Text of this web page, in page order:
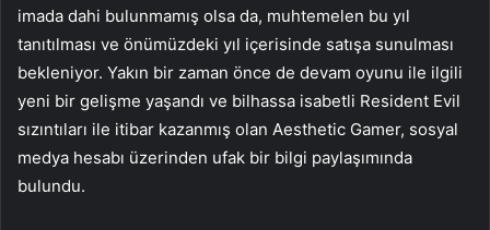
imada dahi bulunmamış olsa da, muhtemelen bu yıl
tanıtılması ve önümüzdeki yıl içerisinde satışa sunulması
bekleniyor. Yakın bir zaman önce de devam oyunu ile ilgili
yeni bir gelişme yaşandı ve bilhassa isabetli Resident Evil
sızıntıları ile itibar kazanmış olan Aesthetic Gamer, sosyal
medya hesabı üzerinden ufak bir bilgi paylaşımında
bulundu.